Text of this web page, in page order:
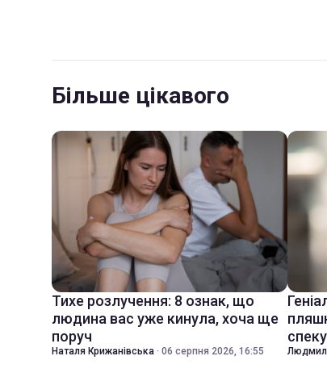
Більше цікавого
Тихе розлучення: 8 ознак, що
людина вас уже кинула, хоча ще
поруч
Наталя Крижанівська · 06 серпня 2026, 16:55